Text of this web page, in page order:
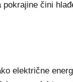
čini
električne